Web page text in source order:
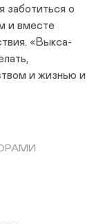
заботиться о
и вместе
«Выкса-
и жизнью и